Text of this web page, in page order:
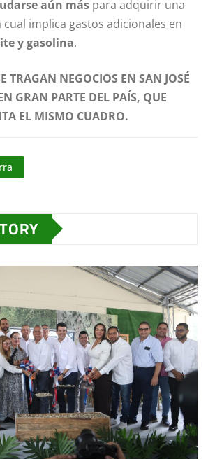
aún más para adquirir una
implica gastos adicionales en
y gasolina.
TRAGAN NEGOCIOS EN SAN JOSÉ
GRAN PARTE DEL PAÍS, QUE
EL MISMO CUADRO.